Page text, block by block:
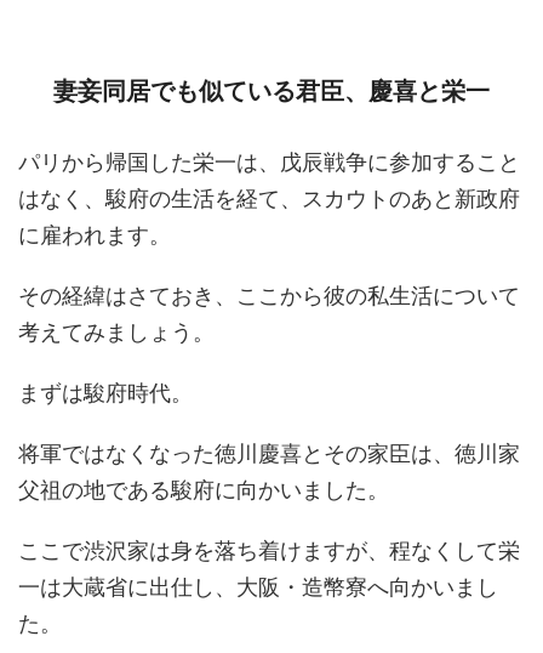
妻妾同居でも似ている君臣、慶喜と栄一
パリから帰国した栄一は、戊辰戦争に参加すること
はなく、駿府の生活を経て、スカウトのあと新政府
に雇われます。
その経緯はさておき、ここから彼の私生活について
考えてみましょう。
まずは駿府時代。
将軍ではなくなった徳川慶喜とその家臣は、徳川家
父祖の地である駿府に向かいました。
ここで渋沢家は身を落ち着けますが、程なくして栄
一は大蔵省に出仕し、大阪・造幣寮へ向かいまし
た。